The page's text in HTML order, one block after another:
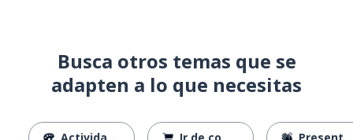
Busca otros temas que se
adapten a lo que necesitas